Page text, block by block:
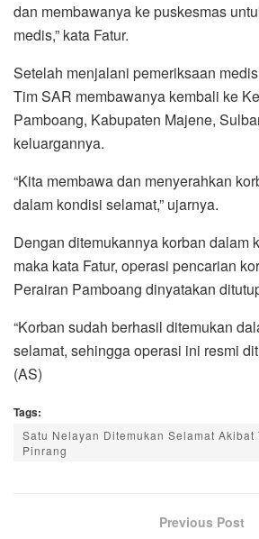
dan membawanya ke puskesmas
medis,” kata Fatur.
Setelah menjalani pemeriksaan
Tim SAR membawanya kembali ke
Pamboang, Kabupaten Majene,
keluargannya.
“Kita membawa dan menyerahkan
dalam kondisi selamat,” ujarnya.
Dengan ditemukannya korban dalam
maka kata Fatur, operasi pencarian
Perairan Pamboang dinyatakan
“Korban sudah berhasil ditemukan
selamat, sehingga operasi ini resmi
(AS)
Tags:
Satu Nelayan Ditemukan Selamat Akibat
Pinrang
Previous Post